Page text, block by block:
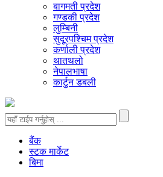
बागमती प्रदेश
गण्डकी प्रदेश
लुम्बिनी
सुदूरपश्चिम प्रदेश
कर्णाली प्रदेश
थातथलो
नेपालभाषा
कार्टुन डबली
बैंक
स्टक मार्केट
बिमा